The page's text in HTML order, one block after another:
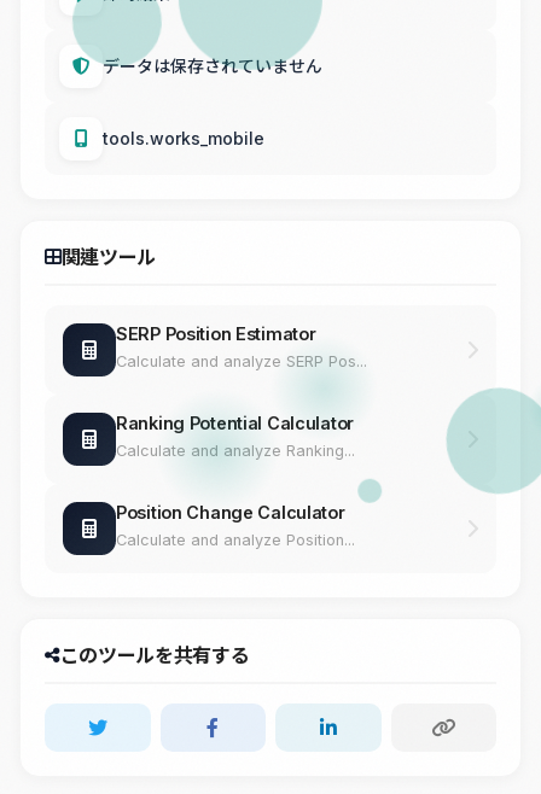
データは保存されていません
tools.works_mobile
関連ツール
SERP Position Estimator
Calculate and analyze SERP Pos...
Ranking Potential Calculator
Calculate and analyze Ranking...
Position Change Calculator
Calculate and analyze Position...
このツールを共有する